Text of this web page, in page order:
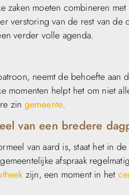
zaken moeten combineren
verstoring van de rest van de
verder volle agenda.
neemt de behoefte aan
momenten helpt het om niet
zin gemeente.
van een bredere
van aard is, staat het in
afspraak
zijn, een moment in het